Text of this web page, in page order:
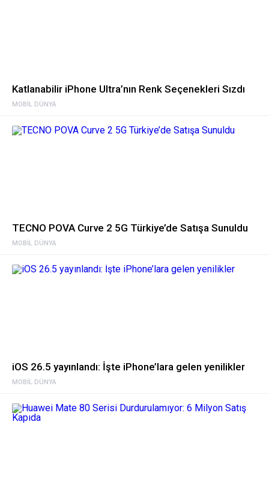
MOBIL DÜNYA
Katlanabilir iPhone Ultra’nın Renk Seçenekleri Sızdı
MOBIL DÜNYA
TECNO POVA Curve 2 5G Türkiye’de Satışa Sunuldu
MOBIL DÜNYA
iOS 26.5 yayınlandı: İşte iPhone’lara gelen yenilikler